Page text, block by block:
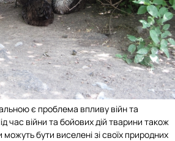
є проблема впливу війн та
час війни та бойових дій тварини також
бути виселені зі своїх природних